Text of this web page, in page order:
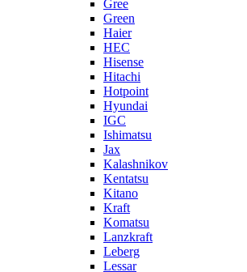
Gree
Green
Haier
HEC
Hisense
Hitachi
Hotpoint
Hyundai
IGC
Ishimatsu
Jax
Kalashnikov
Kentatsu
Kitano
Kraft
Komatsu
Lanzkraft
Leberg
Lessar